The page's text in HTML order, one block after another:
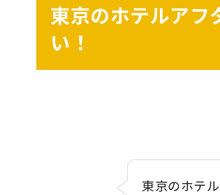
東京のホテルアフ
い！
東京のホテ